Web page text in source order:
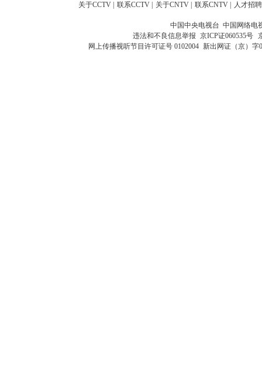
关于CCTV 联系CCTV 关于CNTV 联系CNTV 人才招聘
中国中央电视台 中国网络电
违法和不良信息举报 京ICP证060535号
网上传播视听节目许可证号 0102004 新出网证（京）